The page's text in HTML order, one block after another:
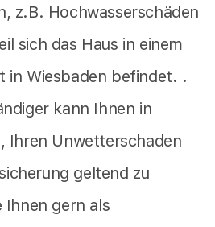
z.B. Hochwasserschäden
sich das Haus in einem
in Wiesbaden befindet. .
kann Ihnen in
Ihren Unwetterschaden
geltend zu
Ihnen gern als